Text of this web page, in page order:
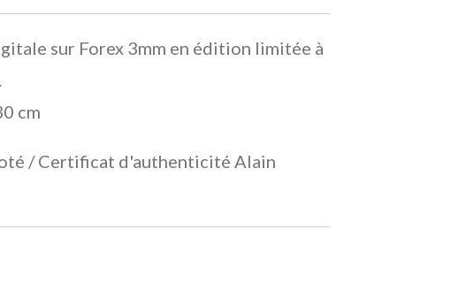
sur Forex 3mm en édition limitée à
cm
/ Certificat d'authenticité Alain